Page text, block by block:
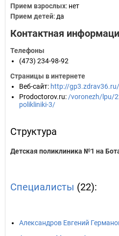
Прием взрослых: нет
Прием детей: да
Контактная
Телефоны
(473) 234-98-92
Страницы в интернете
Веб-сайт: http://
Prodoctorov.ru: /voronezh/lpu/
polikliniki-3/
Структура
Детская поликлиника №1 на
Специалисты (22):
Александров Евгений